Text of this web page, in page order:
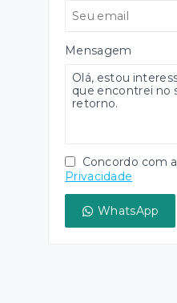
Mensagem
Concordo com a
Privacidade
WhatsApp